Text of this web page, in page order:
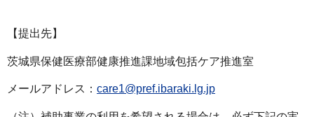
【提出先】
茨城県保健医療部健康推進課地域包括ケア推進室
メールアドレス： care1@pref.ibaraki.lg.jp